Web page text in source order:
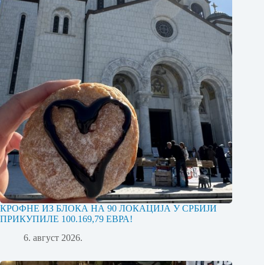
КРОФНЕ ИЗ БЛОКА НА 90 ЛОКАЦИЈА У СРБИЈИ
ПРИКУПИЛЕ 100.169,79 ЕВРА!
6. август 2026.